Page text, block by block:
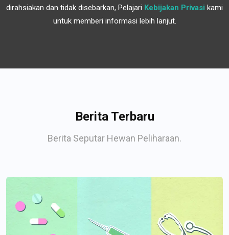
dirahsiakan dan tidak disebarkan, Pelajari Kebijakan Privasi kami
untuk memberi informasi lebih lanjut.
Berita Terbaru
Berita Seputar Hewan Peliharaan.